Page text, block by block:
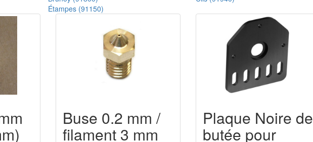
Étampes (91150)
Buse 0.2 mm /
filament 3 mm
Plaque Noire de
butée pour